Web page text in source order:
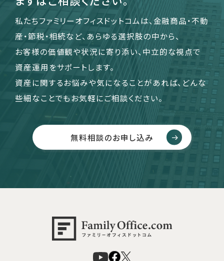
私たちファミリーオフィスドットコムは、金融商品・不動
産・節税・相続など、あらゆる選択肢の中から、
お客様の価値観や状況に寄り添い、中立的な視点で
資産運用をサポートします。
資産に関するお悩みや気になることがあれば、どんな
些細なことでもお気軽にご相談ください。
無料相談のお申し込み